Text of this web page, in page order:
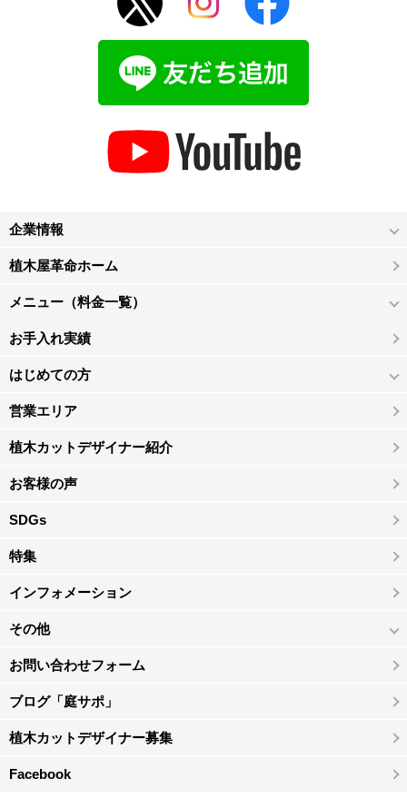
企業情報
植木屋革命ホーム
メニュー（料金一覧）
お手入れ実績
はじめての方
営業エリア
植木カットデザイナー紹介
お客様の声
SDGs
特集
インフォメーション
その他
お問い合わせフォーム
ブログ「庭サポ」
植木カットデザイナー募集
Facebook